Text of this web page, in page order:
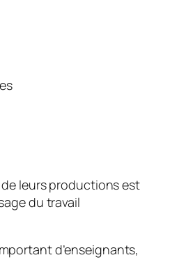
de leurs productions est
du travail
d’enseignants,